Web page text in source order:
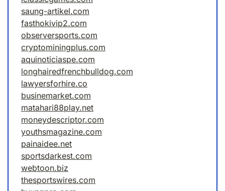
saung-artikel.com
fasthokivip2.com
observersports.com
cryptominingplus.com
aquinoticiaspe.com
longhairedfrenchbulldog.com
lawyersforhire.co
businemarket.com
matahari88play.net
moneydescriptor.com
youthsmagazine.com
painaidee.net
sportsdarkest.com
webtoon.biz
thesportswires.com